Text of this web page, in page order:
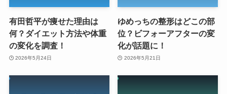
有田哲平が痩せた理由は
何？ダイエット方法や体重
の変化を調査！
2026年5月24日
ゆめっちの整形はどこの部
位？ビフォーアフターの変
化が話題に！
2026年5月21日